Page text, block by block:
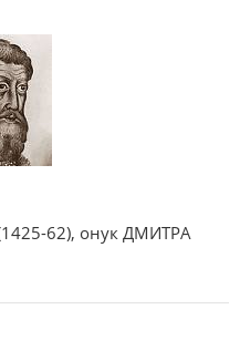
62), онук ДМИТРА